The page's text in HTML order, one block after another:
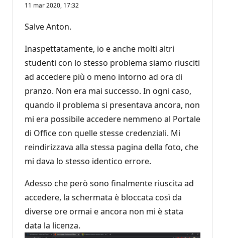
11 mar 2020, 17:32
Salve Anton.
Inaspettatamente, io e anche molti altri
studenti con lo stesso problema siamo riusciti
ad accedere più o meno intorno ad ora di
pranzo. Non era mai successo. In ogni caso,
quando il problema si presentava ancora, non
mi era possibile accedere nemmeno al Portale
di Office con quelle stesse credenziali. Mi
reindirizzava alla stessa pagina della foto, che
mi dava lo stesso identico errore.
Adesso che però sono finalmente riuscita ad
accedere, la schermata è bloccata così da
diverse ore ormai e ancora non mi è stata
data la licenza.